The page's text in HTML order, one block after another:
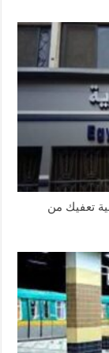
5 حالات قانونية تعفيك من